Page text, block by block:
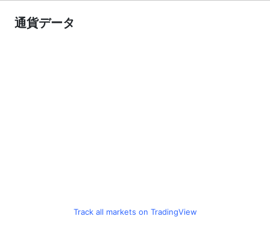
通貨データ
Track all markets on TradingView